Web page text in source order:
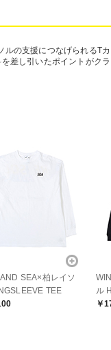
の支援につなげられるTカ
差し引いたポイントがクラ
SEA×柏レイソ
TEE
ル
￥